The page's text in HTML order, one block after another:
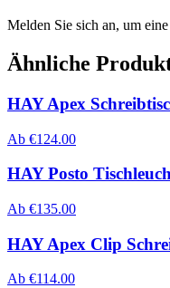
Melden Sie sich an, um
Ähnliche
HAY Apex
Ab €124.00
HAY Posto
Ab €135.00
HAY Apex Clip
Ab €114.00